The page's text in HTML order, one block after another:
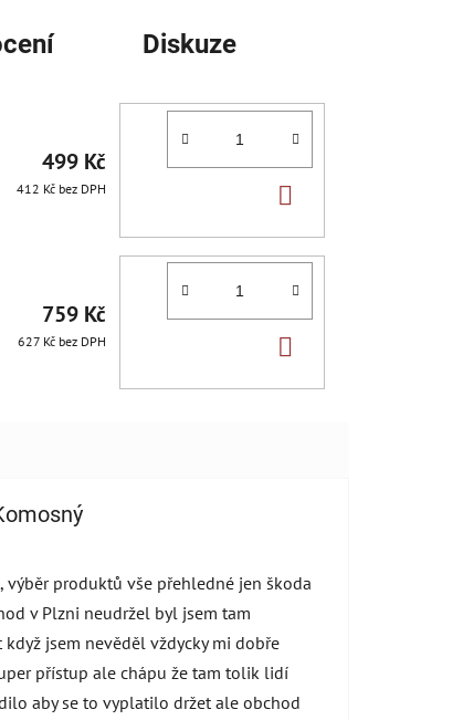
Diskuze
499 Kč
412 Kč bez DPH
759 Kč
627 Kč bez DPH
obchodu je 5 z 5 hvězdiček.
výběr produktů vše přehledné jen škoda
v Plzni neudržel byl jsem tam
jsem nevěděl vždycky mi dobře
přístup ale chápu že tam tolik lidí
aby se to vyplatilo držet ale obchod